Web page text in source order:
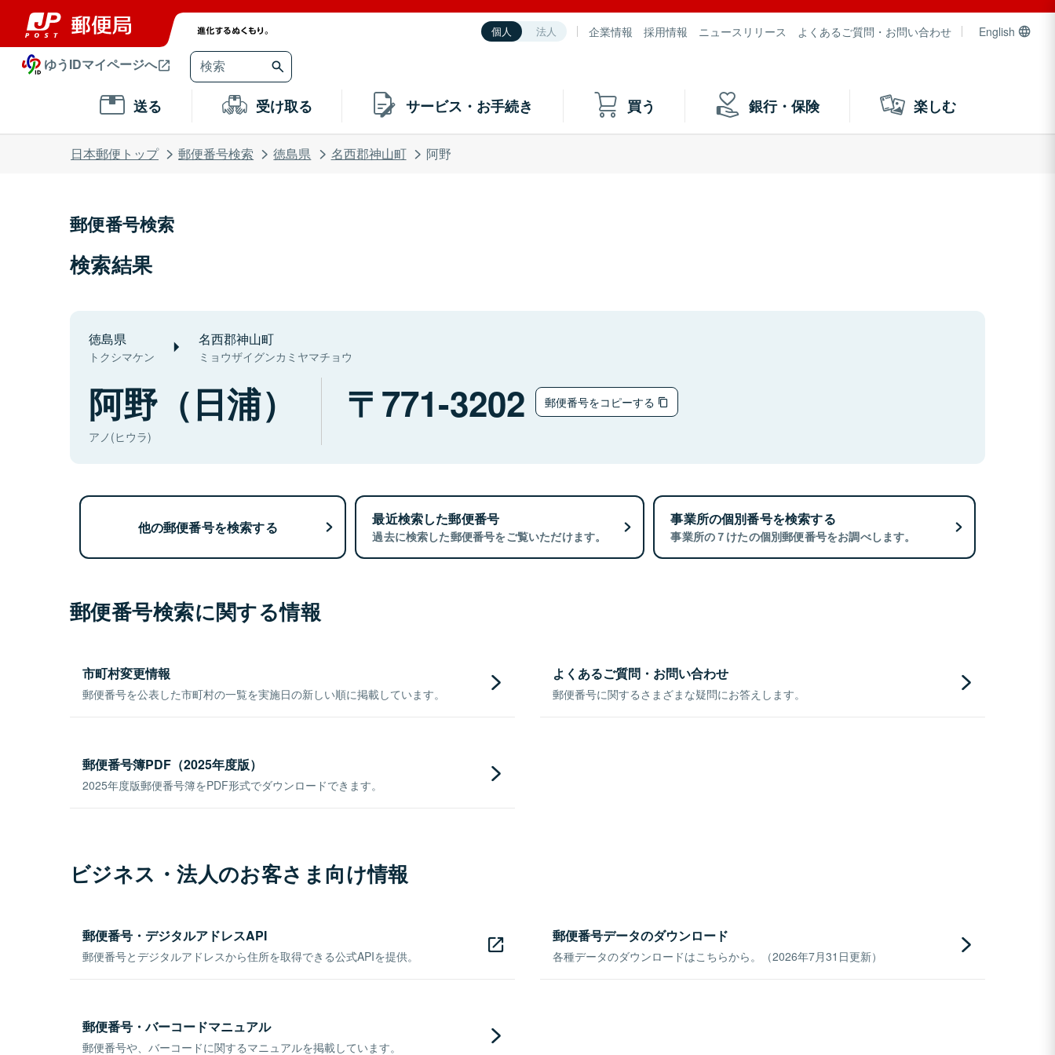
個人 法人 企業情報 採用情報 ニュースリリース よくあるご質問・お問い合わせ English
ゆうIDマイページへ
送る 受け取る サービス・お手続き 買う 銀行・保険 楽しむ
日本郵便トップ 郵便番号検索 徳島県 名西郡神山町 阿野
郵便番号検索
検索結果
徳島県
トクシマケン
名西郡神山町
ミョウザイグンカミヤマチョウ
阿野（日浦）
アノ(ヒウラ)
771-3202 郵便番号をコピーする
他の郵便番号を検索する 最近検索した郵便番号
過去に検索した郵便番号をご覧いただけます。
事業所の個別番号を検索する
事業所の７けたの個別郵便番号をお調べします。
郵便番号検索に関する情報
市町村変更情報
郵便番号を公表した市町村の一覧を実施日の新しい順に掲載しています。
よくあるご質問・お問い合わせ
郵便番号に関するさまざまな疑問にお答えします。
郵便番号簿PDF（2025年度版）
2025年度版郵便番号簿をPDF形式でダウンロードできます。
ビジネス・法人のお客さま向け情報
郵便番号・デジタルアドレスAPI
郵便番号とデジタルアドレスから住所を取得できる公式APIを提供。
郵便番号データのダウンロード
各種データのダウンロードはこちらから。（2026年7月31日更新）
郵便番号・バーコードマニュアル
郵便番号や、バーコードに関するマニュアルを掲載しています。